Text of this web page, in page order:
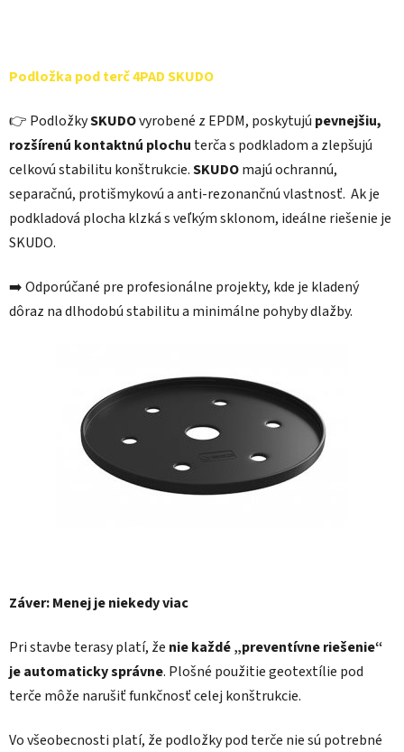
Podložka pod terč 4PAD SKUDO
👉 PodložkySKUDOvyrobené z EPDM, poskytujú pevnejšiu,
rozšírenú kontaktnú plochu terča s podkladom a zlepšujú
celkovú stabilitu konštrukcie.SKUDOmajú ochrannú,
separačnú, protišmykovú a anti-rezonančnú vlastnosť. Ak je
podkladová plocha klzká s veľkým sklonom, ideálne riešenie je
SKUDO.
➡️ Odporúčané pre profesionálne projekty, kde je kladený
dôraz na dlhodobú stabilitu a minimálne pohyby dlažby.
Záver: Menej je niekedy viac
Pri stavbe terasy platí, že nie každé „preventívne riešenie“
je automaticky správne. Plošné použitie geotextílie pod
terče môže narušiť funkčnosť celej konštrukcie.
Vo všeobecnosti platí, že podložky pod terče nie sú potrebné